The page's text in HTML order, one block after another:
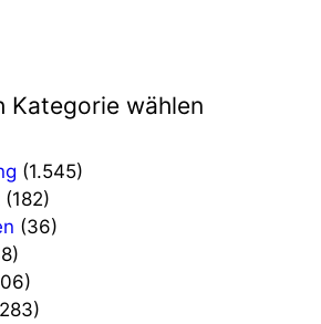
Kategorie wählen
(1.545)
(182)
(36)